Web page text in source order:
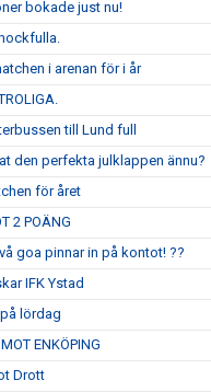
bokade just nu!
i arenan för i år
till Lund full
den perfekta julklappen ännu?
för året
2 POÄNG
goa pinnar in på kontot! ??
IFK Ystad
lördag
ENKÖPING
Drott